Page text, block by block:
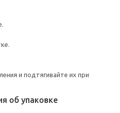
и подтягивайте их при
об упаковке